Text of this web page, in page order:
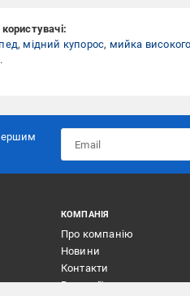
, мідний купорос, мийка
.
КОМПАНІЯ
Про компанію
Новини
Контакти
Вакансії